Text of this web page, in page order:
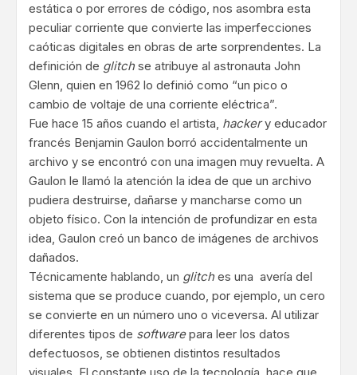
estática o por errores de código, nos asombra esta
peculiar corriente que convierte las imperfecciones
caóticas digitales en obras de arte sorprendentes. La
definición de glitchse atribuye al astronauta John
Glenn, quien en 1962 lo definió como “un pico o
cambio de voltaje de una corriente eléctrica”.
Fue hace 15 años cuando el artista, hackery educador
francés Benjamin Gaulon borró accidentalmente un
archivo y se encontró con una imagen muy revuelta. A
Gaulon le llamó la atención la idea de que un archivo
pudiera destruirse, dañarse y mancharse como un
objeto físico. Con la intención de profundizar en esta
idea, Gaulon creó un banco de imágenes de archivos
dañados.
Técnicamente hablando, un glitches una ​ avería del
sistema que se produce cuando, por ejemplo, un cero
se convierte en un número uno o viceversa. Al utilizar
diferentes tipos de softwarepara leer los datos
defectuosos, se obtienen distintos resultados